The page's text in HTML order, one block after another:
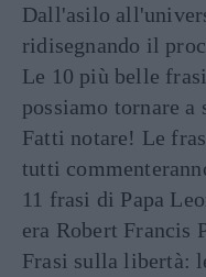
Dall'asilo
ridisegnando il
Le 10 più belle
possiamo tornare a
Fatti notare! Le
tutti
11 frasi di Papa
era Robert Francis
Frasi sulla libertà: